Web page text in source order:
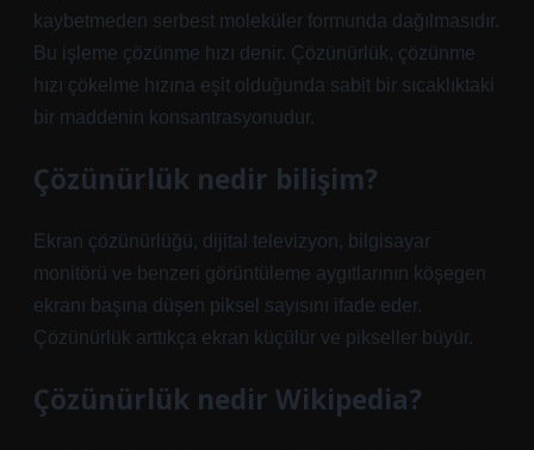
kaybetmeden serbest moleküler formunda dağılmasıdır.
Bu işleme çözünme hızı denir. Çözünürlük, çözünme
hızı çökelme hızına eşit olduğunda sabit bir sıcaklıktaki
bir maddenin konsantrasyonudur.
Çözünürlük nedir bilişim?
Ekran çözünürlüğü, dijital televizyon, bilgisayar
monitörü ve benzeri görüntüleme aygıtlarının köşegen
ekranı başına düşen piksel sayısını ifade eder.
Çözünürlük arttıkça ekran küçülür ve pikseller büyür.
Çözünürlük nedir Wikipedia?